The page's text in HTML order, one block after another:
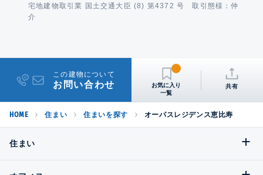
宅地建物取引業 国土交通大臣 (8) 第4372 号 取引態様：仲
介
この建物について
お問い合わせ 共有
HOME 住まい 住まいを探す オーパスレジデンス恵比寿
住まい